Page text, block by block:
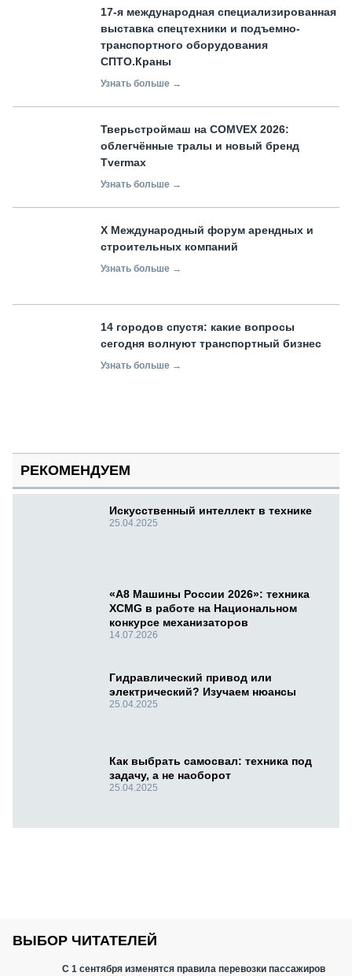
17-я международная специализированная
выставка спецтехники и подъемно-
транспортного оборудования
СПТО.Краны
Узнать больше →
Тверьстроймаш на COMVEX 2026:
облегчённые тралы и новый бренд
Tvermax
Узнать больше →
X Международный форум арендных и
строительных компаний
Узнать больше →
14 городов спустя: какие вопросы
сегодня волнуют транспортный бизнес
Узнать больше →
РЕКОМЕНДУЕМ
Искусственный интеллект в технике
25.04.2025
«А8 Машины России 2026»: техника
XCMG в работе на Национальном
конкурсе механизаторов
14.07.2026
Гидравлический привод или
электрический? Изучаем нюансы
25.04.2025
Как выбрать самосвал: техника под
задачу, а не наоборот
25.04.2025
ВЫБОР ЧИТАТЕЛЕЙ
С 1 сентября изменятся правила перевозки пассажиров